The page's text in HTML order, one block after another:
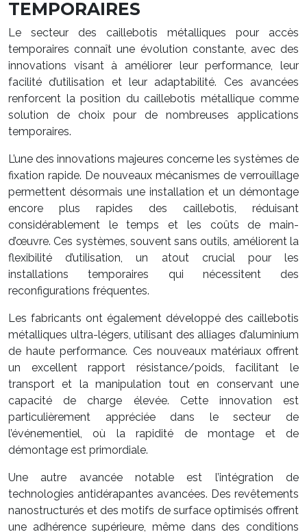
TEMPORAIRES
Le secteur des caillebotis métalliques pour accès
temporaires connaît une évolution constante, avec des
innovations visant à améliorer leur performance, leur
facilité d’utilisation et leur adaptabilité. Ces avancées
renforcent la position du caillebotis métallique comme
solution de choix pour de nombreuses applications
temporaires.
L’une des innovations majeures concerne les systèmes de
fixation rapide. De nouveaux mécanismes de verrouillage
permettent désormais une installation et un démontage
encore plus rapides des caillebotis, réduisant
considérablement le temps et les coûts de main-
d’œuvre. Ces systèmes, souvent sans outils, améliorent la
flexibilité d’utilisation, un atout crucial pour les
installations temporaires qui nécessitent des
reconfigurations fréquentes.
Les fabricants ont également développé des caillebotis
métalliques ultra-légers, utilisant des alliages d’aluminium
de haute performance. Ces nouveaux matériaux offrent
un excellent rapport résistance/poids, facilitant le
transport et la manipulation tout en conservant une
capacité de charge élevée. Cette innovation est
particulièrement appréciée dans le secteur de
l’événementiel, où la rapidité de montage et de
démontage est primordiale.
Une autre avancée notable est l’intégration de
technologies antidérapantes avancées. Des revêtements
nanostructurés et des motifs de surface optimisés offrent
une adhérence supérieure, même dans des conditions